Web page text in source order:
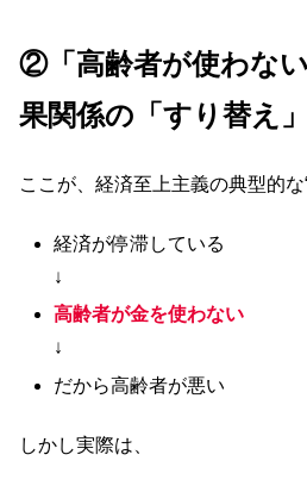
②「高齢者が使わな
果関係の「すり替え」
ここが、経済至上主義の典型的な“
経済が停滞している
↓
高齢者が金を使わない
↓
だから高齢者が悪い
しかし実際は、